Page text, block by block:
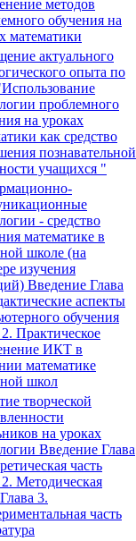
методов
обучения на
математики
актуального
опыта по
проблемного
на уроках
как средство
познавательной
учащихся "
- средство
математике в
школе (на
изучения
Введение Глава
аспекты
обучения
Практическое
ИКТ в
математике
школ
творческой
на уроках
Введение Глава
часть
2. Методическая
3.
часть